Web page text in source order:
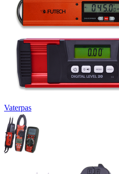
Vaterpas